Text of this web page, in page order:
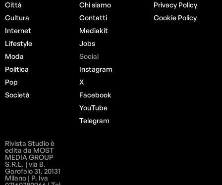
Città
Cultura
Internet
Lifestyle
Moda
Politica
Pop
Società
Chi siamo
Contatti
Mediakit
Jobs
Social
Instagram
X
Facebook
YouTube
Telegram
Privacy Policy
Cookie Policy
Rivista Studio è
edita da MOST
MEDIA GROUP
S.R.L. | via B.
Garofalo 31, 20131
Milano | P. Iva